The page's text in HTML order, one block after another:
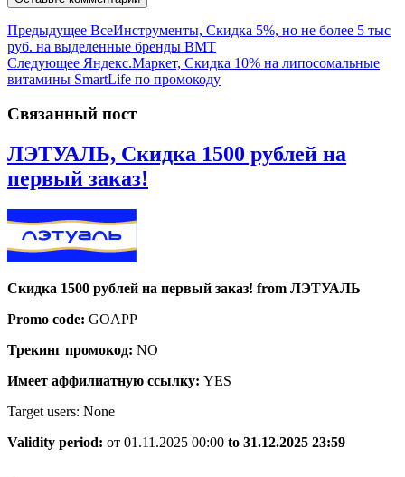
Навигация
по
записям
Предыдущее Предыдущая
запись:
ВсеИнструменты, Скидка 5%, но не более 5 тыс
руб. на выделенные бренды ВМТ
Следующее Следующая
запись:
Яндекс.Маркет, Скидка 10% на липосомальные
витамины SmartLife по промокоду
Связанный пост
ЛЭТУАЛЬ, Скидка 1500 рублей на
первый заказ!
первый
Скидка 1500 рублей на первый заказ! from ЛЭТУАЛЬ
Promo code: GOAPP
Трекинг промокод: NO
Имеет аффилиатную ссылку: YES
Target users: None
Validity period: от 01.11.2025 00:00 to 31.12.2025 23:59